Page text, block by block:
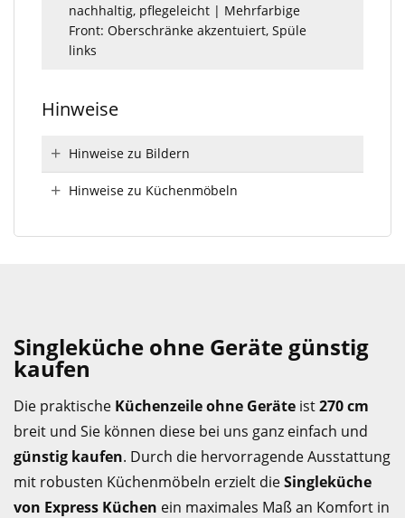
nachhaltig, pflegeleicht | Mehrfarbige
Front: Oberschränke akzentuiert, Spüle
links
Hinweise
Hinweise zu Bildern
Hinweise zu Küchenmöbeln
Singleküche ohne Geräte günstig
kaufen
Die praktische Küchenzeile ohne Geräte ist270 cm
breit und Sie können diese bei uns ganz einfach und
günstig kaufen. Durch die hervorragende Ausstattung
mit robusten Küchenmöbeln erzielt dieSingleküche
von Express Küchen ein maximales Maß an Komfort in